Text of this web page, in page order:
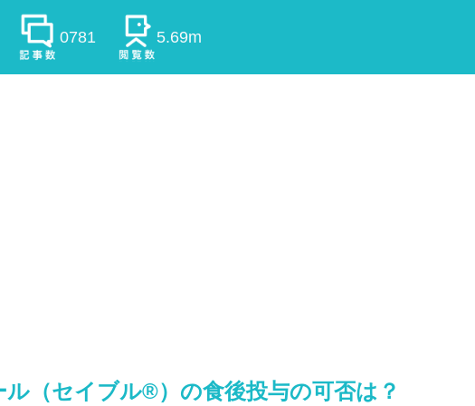
0781 5.69m
ル（セイブル®）の食後投与の可否は？